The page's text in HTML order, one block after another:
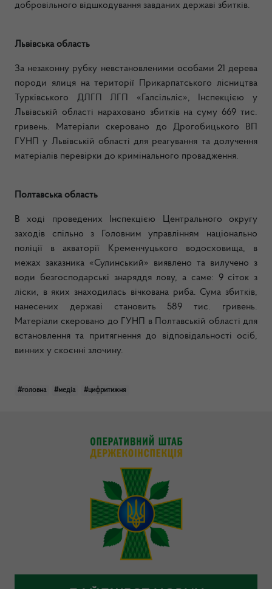
добровільного відшкодування завданих державі збитків.
Львівська область
За незаконну рубку невстановленими особами 21 дерева
породи ялиця на території Прикарпатського лісництва
Турківського ДЛГП ЛГП «Галсільліс», Інспекцією у
Львівській області нараховано збитків на суму 669 тис.
гривень. Матеріали скеровано до Дрогобицького ВП
ГУНП у Львівській області для реагування та долучення
матеріалів перевірки до кримінального провадження.
Полтавська область
В ході проведених Інспекцією Центрального округу
заходів спільно з Головним управлінням національно
поліції в акваторії Кременчуцького водосховища, в
межах заказника «Сулинський» виявлено та вилучено з
води безгосподарські знаряддя лову, а саме: 9 сіток з
ліски, в яких знаходилась вічкована риба. Сума збитків,
нанесених державі становить 589 тис. гривень.
Матеріали скеровано до ГУНП в Полтавській області для
встановлення та притягнення до відповідальності осіб,
винних у скоєнні злочину.
#головна #медіа #цифритижня